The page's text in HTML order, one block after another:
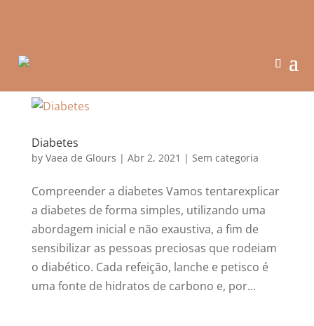
Diabetes
by Vaea de Glours | Abr 2, 2021 | Sem categoria
Compreender a diabetes Vamos tentarexplicar
a diabetes de forma simples, utilizando uma
abordagem inicial e não exaustiva, a fim de
sensibilizar as pessoas preciosas que rodeiam
o diabético. Cada refeição, lanche e petisco é
uma fonte de hidratos de carbono e, por...